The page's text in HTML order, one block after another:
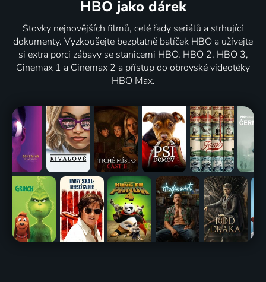
HBO jako dárek
Stovky nejnovějších filmů, celé řady seriálů a strhující
dokumenty. Vyzkoušejte bezplatně balíček HBO a užívejte
si extra porci zábavy se stanicemi HBO, HBO 2, HBO 3,
Cinemax 1 a Cinemax 2 a přístup do obrovské videotéky
HBO Max.